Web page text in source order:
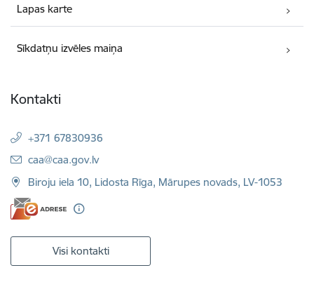
Lapas karte
Sīkdatņu izvēles maiņa
Kontakti
+371 67830936
E-pasts:
caa@caa.gov.lv
Biroju iela 10, Lidosta Rīga, Mārupes novads, LV-1053
Visi kontakti